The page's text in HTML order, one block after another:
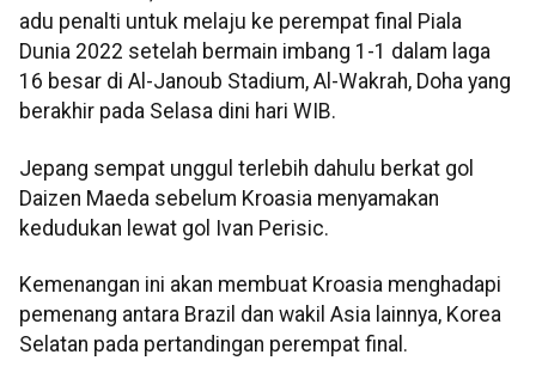
adu penalti untuk melaju ke perempat final Piala
Dunia 2022 setelah bermain imbang 1-1 dalam laga
16 besar di Al-Janoub Stadium, Al-Wakrah, Doha yang
berakhir pada Selasa dini hari WIB.
Jepang sempat unggul terlebih dahulu berkat gol
Daizen Maeda sebelum Kroasia menyamakan
kedudukan lewat gol Ivan Perisic.
Kemenangan ini akan membuat Kroasia menghadapi
pemenang antara Brazil dan wakil Asia lainnya, Korea
Selatan pada pertandingan perempat final.